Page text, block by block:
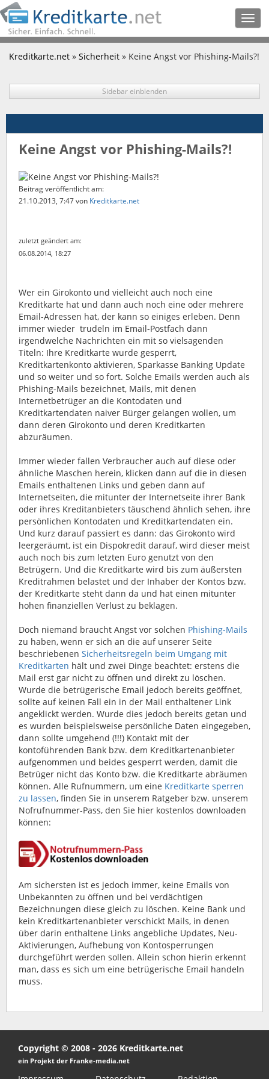
Kreditkarte.net » Sicherheit » Keine Angst vor Phishing-Mails?!
Sidebar einblenden
Keine Angst vor Phishing-Mails?!
Beitrag veröffentlicht am:
21.10.2013, 7:47von Kreditkarte.net
zuletzt geändert am:
06.08.2014, 18:27
Wer ein Girokonto und vielleicht auch noch eine
Kreditkarte hat und dann auch noch eine oder mehrere
Email-Adressen hat, der kann so einiges erleben. Denn
immer wieder trudeln im Email-Postfach dann
irgendwelche Nachrichten ein mit so vielsagenden
Titeln: Ihre Kreditkarte wurde gesperrt,
Kreditkartenkonto aktivieren, Sparkasse Banking Update
und so weiter und so fort. Solche Emails werden auch als
Phishing-Mails bezeichnet, Mails, mit denen
Internetbetrüger an die Kontodaten und
Kreditkartendaten naiver Bürger gelangen wollen, um
dann deren Girokonto und deren Kreditkarten
abzuräumen.
Immer wieder fallen Verbraucher auch auf diese oder
ähnliche Maschen herein, klicken dann auf die in diesen
Emails enthaltenen Links und geben dann auf
Internetseiten, die mitunter der Internetseite ihrer Bank
oder ihres Kreditanbieters täuschend ähnlich sehen, ihre
persönlichen Kontodaten und Kreditkartendaten ein.
Und kurz darauf passiert es dann: das Girokonto wird
leergeräumt, ist ein Dispokredit darauf, wird dieser meist
auch noch bis zum letzten Euro genutzt von den
Betrügern. Und die Kreditkarte wird bis zum äußersten
Kreditrahmen belastet und der Inhaber der Kontos bzw.
der Kreditkarte steht dann da und hat einen mitunter
hohen finanziellen Verlust zu beklagen.
Doch niemand braucht Angst vor solchen Phishing-Mails
zu haben, wenn er sich an die auf unserer Seite
beschriebenen Sicherheitsregeln beim Umgang mit
Kreditkarten hält und zwei Dinge beachtet: erstens die
Mail erst gar nicht zu öffnen und direkt zu löschen.
Wurde die betrügerische Email jedoch bereits geöffnet,
sollte auf keinen Fall ein in der Mail enthaltener Link
angeklickt werden. Wurde dies jedoch bereits getan und
es wurden beispielsweise persönliche Daten eingegeben,
dann sollte umgehend (!!!) Kontakt mit der
kontoführenden Bank bzw. dem Kreditkartenanbieter
aufgenommen und beides gesperrt werden, damit die
Betrüger nicht das Konto bzw. die Kreditkarte abräumen
können. Alle Rufnummern, um eine Kreditkarte sperren
zu lassen, finden Sie in unserem Ratgeber bzw. unserem
Nofrufnummer-Pass, den Sie hier kostenlos downloaden
können:
Am sichersten ist es jedoch immer, keine Emails von
Unbekannten zu öffnen und bei verdächtigen
Bezeichnungen diese gleich zu löschen. Keine Bank und
kein Kreditkartenanbieter verschickt Mails, in denen
über darin enthaltene Links angebliche Updates, Neu-
Aktivierungen, Aufhebung von Kontosperrungen
durchgeführt werden sollen. Allein schon hierin erkennt
man, dass es sich um eine betrügerische Email handeln
muss.
Copyright © 2008 - 2026 Kreditkarte.net
ein Projekt der Franke-media.net